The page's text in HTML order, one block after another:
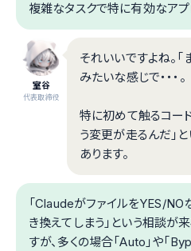
複雑なタスクで特に有効なアプ
室谷
代表取締役
それいいですよね。
みたいな感じで・・・。
特に初めて触るコー
う変更が走るんだ」
あります。
「ClaudeがファイルをYES/NO
き換えてしまう」という相談が
すが、多くの場合「Auto」や「